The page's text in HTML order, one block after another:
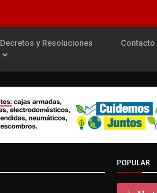
Decretos y Resoluciones Contacto
POPULAR